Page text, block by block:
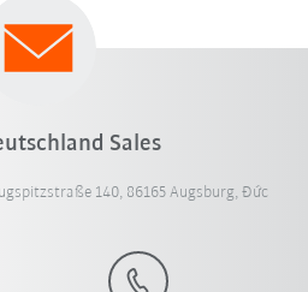
Sales
140, 86165 Augsburg, Đức